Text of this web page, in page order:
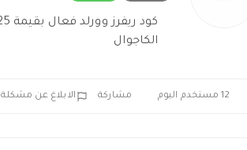
الكاجوال
12 مستخدم اليوم مشاركة الابلاغ عن مشكلة